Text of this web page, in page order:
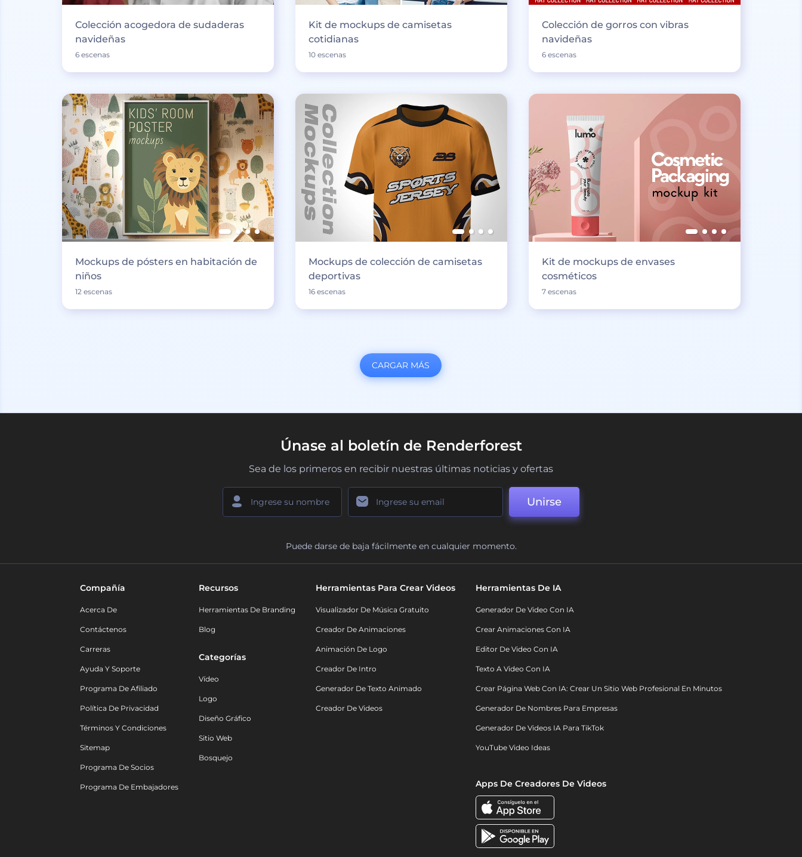
Colección acogedora de sudaderas
navideñas
6 escenas
Kit de mockups de camisetas
cotidianas
10 escenas
Colección de gorros con vibras
navideñas
6 escenas
Mockups de pósters en habitación de
niños
12 escenas
Mockups de colección de camisetas
deportivas
16 escenas
Kit de mockups de envases
cosméticos
7 escenas
CARGAR MÁS
Únase al boletín de Renderforest
Sea de los primeros en recibir nuestras últimas noticias y ofertas
Unirse
Puede darse de baja fácilmente en cualquier momento.
Compañía
Acerca De
Contáctenos
Carreras
Ayuda Y Soporte
Programa De Afiliado
Política De Privacidad
Términos Y Condiciones
Sitemap
Programa De Socios
Programa De Embajadores
Recursos
Herramientas De Branding
Blog
Categorías
Vídeo
Logo
Diseño Gráfico
Sitio Web
Bosquejo
Herramientas Para Crear Videos
Visualizador De Música Gratuito
Creador De Animaciones
Animación De Logo
Creador De Intro
Generador De Texto Animado
Creador De Videos
Herramientas De IA
Generador De Video Con IA
Crear Animaciones Con IA
Editor De Video Con IA
Texto A Video Con IA
Crear Página Web Con IA: Crear Un Sitio Web Profesional En Minutos
Generador De Nombres Para Empresas
Generador De Videos IA Para TikTok
YouTube Video Ideas
Apps De Creadores De Videos